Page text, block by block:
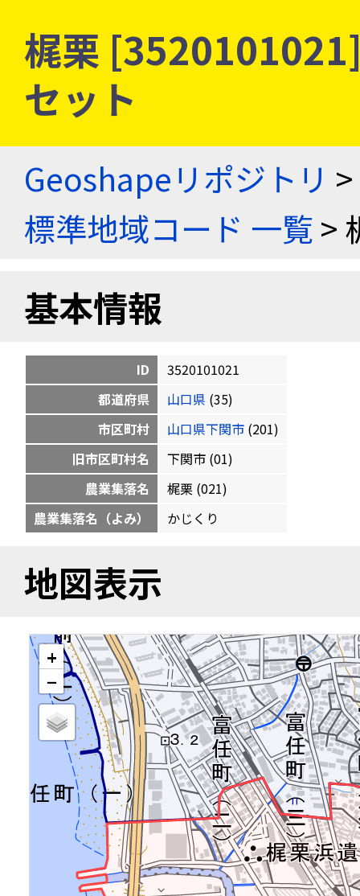
梶栗
セット
Geoshapeリポジトリ >
標準地域コード 一覧>
基本情報
ID
3520101021
都道府県
山口県 (35)
市区町村
山口県下関市 (201)
旧市区町村名
下関市 (01)
農業集落名
梶栗 (021)
農業集落名（よみ）
かじくり
地図表示
+
−